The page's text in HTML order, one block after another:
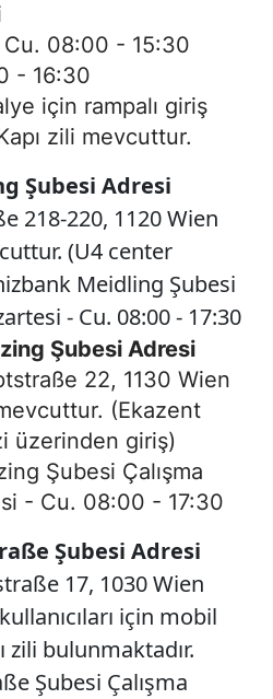
08:00 - 15:30
- 16:30
için rampalı giriş
zili mevcuttur.
Şubesi Adresi
218-220, 1120 Wien
(U4 center
Meidling Şubesi
- Cu. 08:00 - 17:30
Şubesi Adresi
22, 1130 Wien
(Ekazent
üzerinden giriş)
Şubesi Çalışma
- Cu. 08:00 - 17:30
Şubesi Adresi
17, 1030 Wien
için mobil
zili bulunmaktadır.
Şubesi Çalışma